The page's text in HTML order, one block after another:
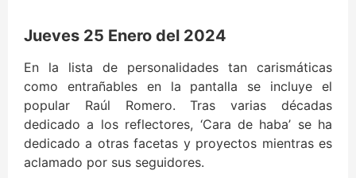
Jueves 25 Enero del 2024
En la lista de personalidades tan carismáticas
como entrañables en la pantalla se incluye el
popular Raúl Romero. Tras varias décadas
dedicado a los reflectores, ‘Cara de haba’ se ha
dedicado a otras facetas y proyectos mientras es
aclamado por sus seguidores.